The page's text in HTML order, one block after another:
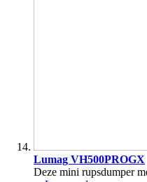
Lumag VH500PROGX
Deze mini rupsdumper